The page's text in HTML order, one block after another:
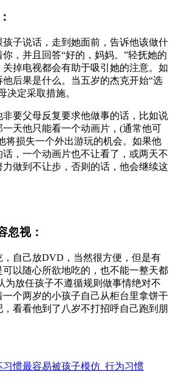
子说话，走到她面前，告诉他该做什
，并且回答“好的，妈妈。”轻抚她的
掉电视都会有助于吸引她的注意。如
后果是什么。当五岁的杰克开始“选
决定采取措施。
要父母反复要求他做事的话，比如说
天他只能看一个动画片，(通常他可
将损失一个外出游玩的机会。如果他
，一个动画片也不让看了，或两天不
做到不让步，否则的话，他会继续这
视：
自己放DVD，当然很方便，但是有
以随心所欲地吃的，也不能一整天都
为放任孩子不遵循规则做事情绝对不
个两岁的小孩子自己从柜台里拿饼干
看看他到了八岁不打招呼自己跑到朋
习惯最容易被孩子模仿_行为习惯